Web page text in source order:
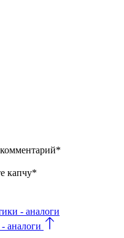
капчу*
- аналоги
аналоги